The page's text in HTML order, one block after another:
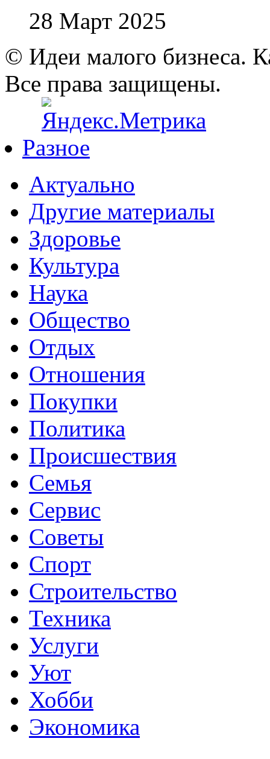
28 Март 2025
© Идеи малого бизнеса.
Все права защищены.
Разное
Актуально
Другие материалы
Здоровье
Культура
Наука
Общество
Отдых
Отношения
Покупки
Политика
Происшествия
Семья
Сервис
Советы
Спорт
Строительство
Техника
Услуги
Уют
Хобби
Экономика